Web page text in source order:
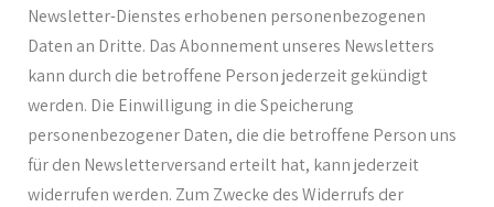
Newsletter-Dienstes erhobenen personenbezogenen
Daten an Dritte. Das Abonnement unseres Newsletters
kann durch die betroffene Person jederzeit gekündigt
werden. Die Einwilligung in die Speicherung
personenbezogener Daten, die die betroffene Person uns
für den Newsletterversand erteilt hat, kann jederzeit
widerrufen werden. Zum Zwecke des Widerrufs der